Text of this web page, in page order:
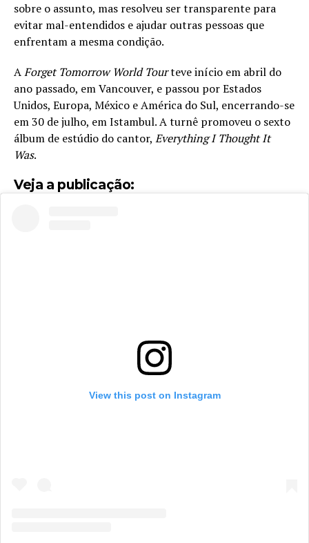
sobre o assunto, mas resolveu ser transparente para
evitar mal-entendidos e ajudar outras pessoas que
enfrentam a mesma condição.
AForget Tomorrow World Tourteve início em abril do
ano passado, em Vancouver, e passou por Estados
Unidos, Europa, México e América do Sul, encerrando-se
em 30 de julho, em Istambul. A turnê promoveu o sexto
álbum de estúdio do cantor, Everything I Thought It
Was.
Veja a publicação:
View this post on Instagram